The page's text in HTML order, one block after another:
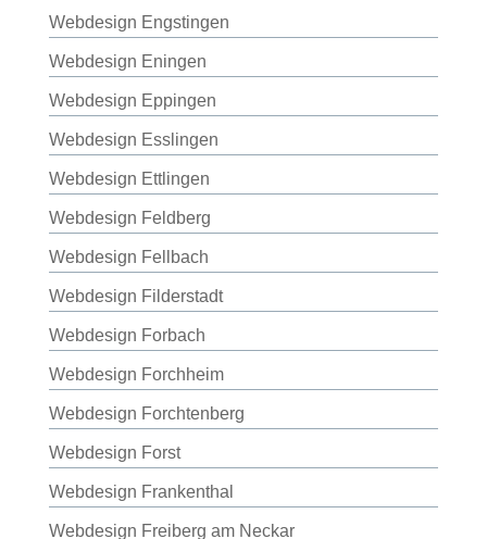
Webdesign Engstingen
Webdesign Eningen
Webdesign Eppingen
Webdesign Esslingen
Webdesign Ettlingen
Webdesign Feldberg
Webdesign Fellbach
Webdesign Filderstadt
Webdesign Forbach
Webdesign Forchheim
Webdesign Forchtenberg
Webdesign Forst
Webdesign Frankenthal
Webdesign Freiberg am Neckar